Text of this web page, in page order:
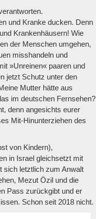
und Kranke ducken. Denn
Krankenhäusern! Wie
der Menschen umgehen,
misshandeln und
»Unreinen« paaren und
jetzt Schutz unter den
Mutter hätte aus
im deutschen Fernsehen?
denn angesichts eurer
Mit-Hinunterziehen des
von Kindern),
in Israel gleichsetzt mit
sich letztlich zum Anwalt
Mezut Özil und die
Pass zurückgibt und er
Schon seit 2018 nicht.